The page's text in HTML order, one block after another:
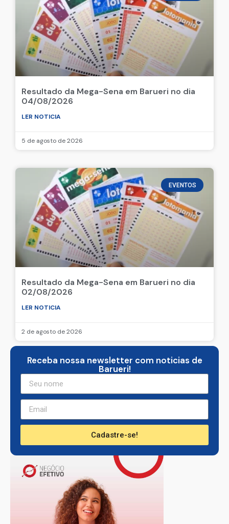
Resultado da Mega-Sena em Barueri no dia
04/08/2026
LER NOTICIA
5 de agosto de 2026
EVENTOS
Resultado da Mega-Sena em Barueri no dia
02/08/2026
LER NOTICIA
2 de agosto de 2026
Receba nossa newsletter com noticias de
Barueri!
Cadastre-se!